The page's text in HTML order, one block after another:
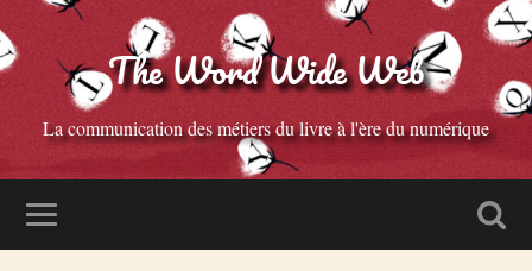
The Word Wide Web
La communication des métiers du livre à l'ère du numérique